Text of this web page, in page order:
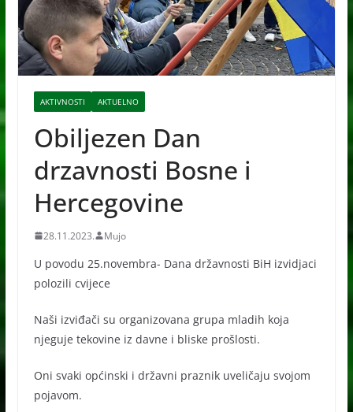
AKTIVNOSTI AKTUELNO
Obiljezen Dan
drzavnosti Bosne i
Hercegovine
28.11.2023. Mujo
U povodu 25.novembra- Dana državnosti BiH izvidjaci
polozili cvijece
Naši izviđači su organizovana grupa mladih koja
njeguje tekovine iz davne i bliske prošlosti.
Oni svaki općinski i državni praznik uveličaju svojom
pojavom.